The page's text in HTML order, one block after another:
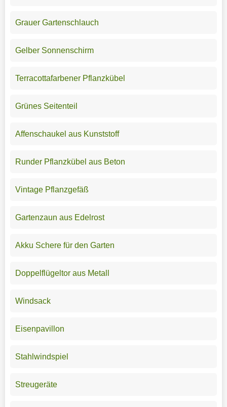
Grauer Gartenschlauch
Gelber Sonnenschirm
Terracottafarbener Pflanzkübel
Grünes Seitenteil
Affenschaukel aus Kunststoff
Runder Pflanzkübel aus Beton
Vintage Pflanzgefäß
Gartenzaun aus Edelrost
Akku Schere für den Garten
Doppelflügeltor aus Metall
Windsack
Eisenpavillon
Stahlwindspiel
Streugeräte